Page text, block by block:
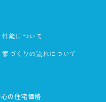
性能について
家づくりの流れについて
の住宅価格